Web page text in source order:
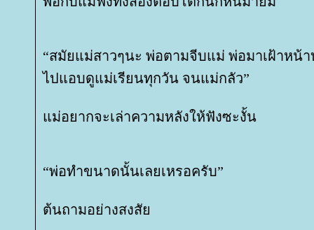
“สมัยแม่สาวๆนะ พ่อตามจีบแม่ พ่อมาเฝ้าห
ไปแอบดูแม่เรียนทุกวัน จนแม่กลัว”
ม่อยากจะเล่าความหลังให้ฟังซะงั้น
“พ่อทำขนาดนั้นเลยเหรอครับ”
ต้นถามอย่างสงสั